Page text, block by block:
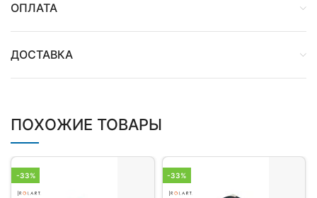
ОПЛАТА
ДОСТАВКА
ПОХОЖИЕ ТОВАРЫ
-33% -33%